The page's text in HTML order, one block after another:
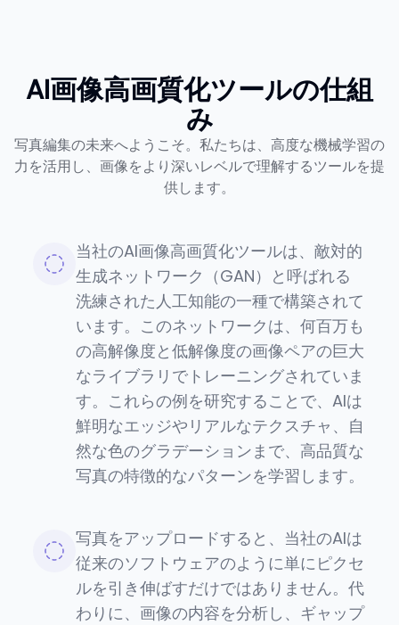
AI画像高画質化ツールの仕組
み
写真編集の未来へようこそ。私たちは、高度な機械学習の
力を活用し、画像をより深いレベルで理解するツールを提
供します。
当社のAI画像高画質化ツールは、敵対的
生成ネットワーク（GAN）と呼ばれる
洗練された人工知能の一種で構築されて
います。このネットワークは、何百万も
の高解像度と低解像度の画像ペアの巨大
なライブラリでトレーニングされていま
す。これらの例を研究することで、AIは
鮮明なエッジやリアルなテクスチャ、自
然な色のグラデーションまで、高品質な
写真の特徴的なパターンを学習します。
写真をアップロードすると、当社のAIは
従来のソフトウェアのように単にピクセ
ルを引き伸ばすだけではありません。代
わりに、画像の内容を分析し、ギャップ